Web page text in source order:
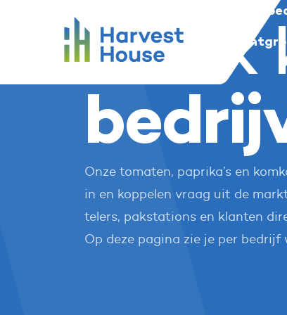
Harvest House
Harvest House Onze telers Onze
Onze
Maak
Onze tomaten, paprika’s en
in en koppelen vraag uit de
telers, pakstations en klanten
Op deze pagina zie je per bedrijf